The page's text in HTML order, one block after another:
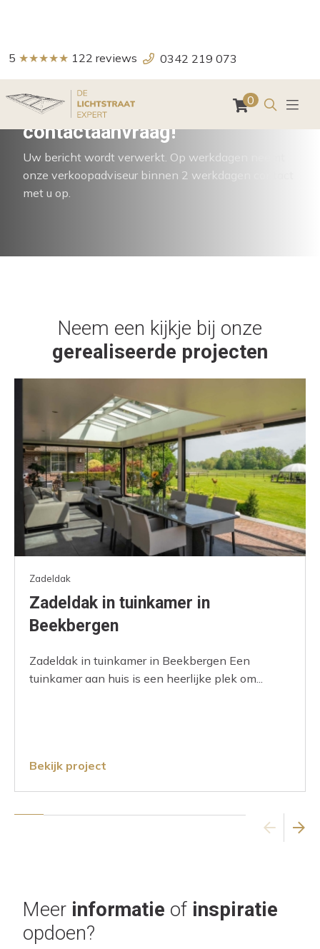
5 ★★★★★ 122 reviews 0342 219 073
0 Zoeken
Bedankt voor uw
contactaanvraag!
Uw bericht wordt verwerkt. Op werkdagen neemt
onze verkoopadviseur binnen 2 werkdagen contact
met u op.
Neem een kijkje bij onze
gerealiseerde projecten
Zadeldak
Zadeldak in tuinkamer in
Beekbergen
Zadeldak in tuinkamer in Beekbergen Een
tuinkamer aan huis is een heerlijke plek om...
Bekijk project
Meer informatie of inspiratie
opdoen?